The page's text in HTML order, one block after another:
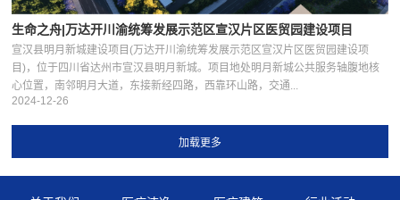
生命之舟|万达开川渝统筹发展示范区宣汉片区医贸园建设项目
宣汉县明月新城建设项目(万达开川渝统筹发展示范区宣汉片区医贸园建设项
目)，位于四川省达州市宣汉县明月新城。项目地处明月新城公共服务轴腹地核
心位置，南邻明月大道，东接新经四路，西靠环山路，交通...
2024-12-26